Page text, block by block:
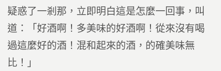
疑惑了一剎那，立即明白這是怎麼一回事，叫
道：「好酒啊！多美味的好酒啊！從來沒有喝
過這麼好的酒！混和起來的酒，的確美味無
比！」